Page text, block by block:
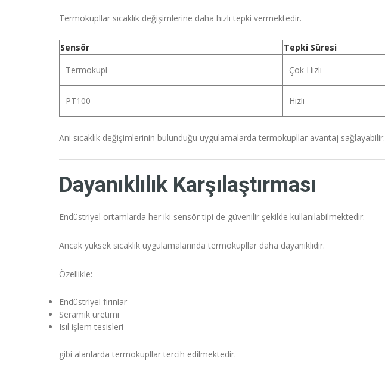
Termokupllar sıcaklık değişimlerine daha hızlı tepki vermektedir.
Sensör
Tepki Süresi
Termokupl
Çok Hızlı
PT100 Hızlı
Ani sıcaklık değişimlerinin bulunduğu uygulamalarda termokupllar avantaj sağlayabilir.
Dayanıklılık Karşılaştırması
Endüstriyel ortamlarda her iki sensör tipi de güvenilir şekilde kullanılabilmektedir.
Ancak yüksek sıcaklık uygulamalarında termokupllar daha dayanıklıdır.
Özellikle:
Endüstriyel fırınlar
Seramik üretimi
Isıl işlem tesisleri
gibi alanlarda termokupllar tercih edilmektedir.